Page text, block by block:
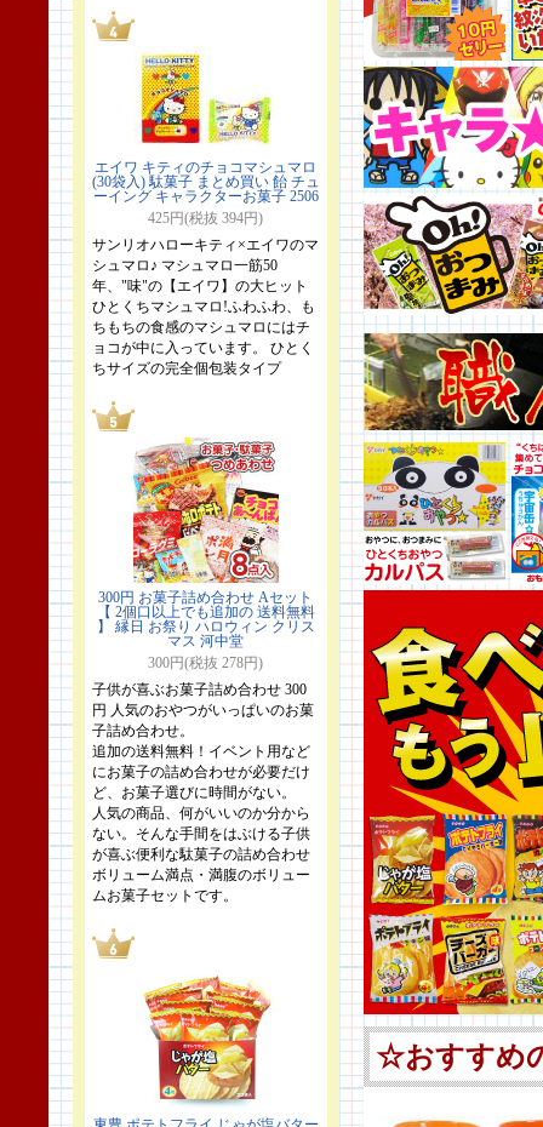
エイワ キティのチョコマシュマロ
(30袋入) 駄菓子 まとめ買い 飴 チュ
ーイング キャラクターお菓子 2506
425円(税抜 394円)
サンリオハローキティ×エイワのマ
シュマロ♪ マシュマロ一筋50
年、"味"の【エイワ】の大ヒット
ひとくちマシュマロ!ふわふわ、も
ちもちの食感のマシュマロにはチ
ョコが中に入っています。 ひとく
ちサイズの完全個包装タイプ
300円 お菓子詰め合わせ Aセット
【 2個口以上でも追加の 送料無料
】 縁日 お祭り ハロウィン クリス
マス 河中堂
300円(税抜 278円)
子供が喜ぶお菓子詰め合わせ 300
円 人気のおやつがいっぱいのお菓
子詰め合わせ。
追加の送料無料！イベント用など
にお菓子の詰め合わせが必要だけ
ど、お菓子選びに時間がない。
人気の商品、何がいいのか分から
ない。そんな手間をはぶける子供
が喜ぶ便利な駄菓子の詰め合わせ
ボリューム満点・満腹のボリュー
ムお菓子セットです。